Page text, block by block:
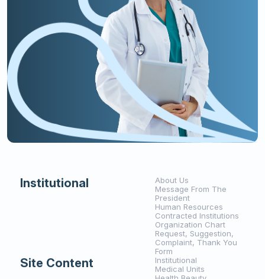
Institutional
About Us
Message From The
President
Human Resources
Contracted Institutions
Organization Chart
Request, Suggestion,
Complaint, Thank You
Form
Site Content
Institutional
Medical Units